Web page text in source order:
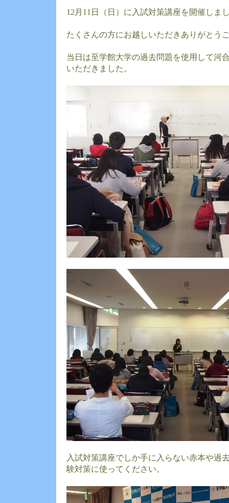
12月11日（日）に入試対策講座を開催しま
たくさんの方にお越しいただきありがとう
当日は至学館大学の過去問題を使用して河
いただきました。
入試対策講座でしか手に入らない赤本や過
験対策に使ってください。